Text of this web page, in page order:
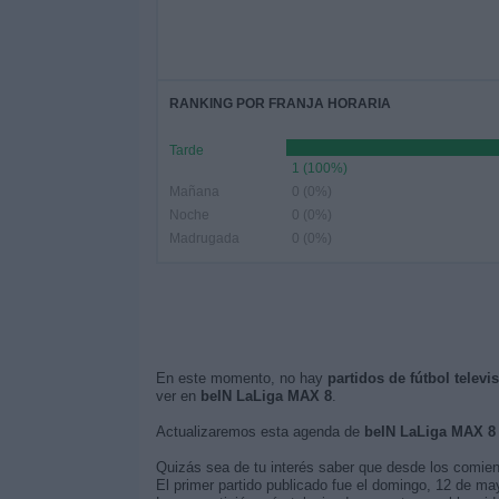
RANKING POR FRANJA HORARIA
Tarde
1 (100%)
Mañana
0 (0%)
Noche
0 (0%)
Madrugada
0 (0%)
En este momento, no hay partidos de fútbol
ver en beIN LaLiga MAX 8.
Actualizaremos esta agenda de beIN LaLiga MAX 8
Quizás sea de tu interés saber que desde los
El primer partido publicado fue el domingo, 12 de